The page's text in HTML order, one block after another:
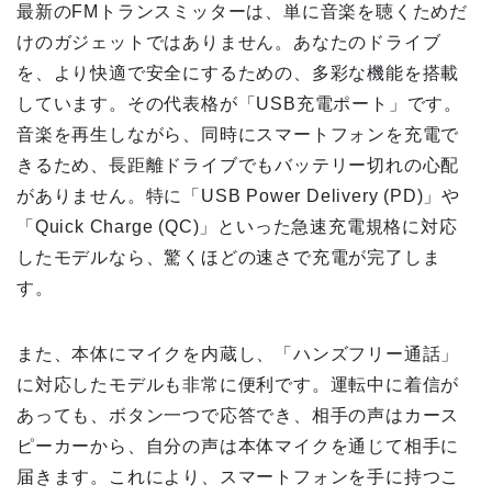
最新のFMトランスミッターは、単に音楽を聴くためだ
けのガジェットではありません。あなたのドライブ
を、より快適で安全にするための、多彩な機能を搭載
しています。その代表格が「USB充電ポート」です。
音楽を再生しながら、同時にスマートフォンを充電で
きるため、長距離ドライブでもバッテリー切れの心配
がありません。特に「USB Power Delivery (PD)」や
「Quick Charge (QC)」といった急速充電規格に対応
したモデルなら、驚くほどの速さで充電が完了しま
す。
また、本体にマイクを内蔵し、「ハンズフリー通話」
に対応したモデルも非常に便利です。運転中に着信が
あっても、ボタン一つで応答でき、相手の声はカース
ピーカーから、自分の声は本体マイクを通じて相手に
届きます。これにより、スマートフォンを手に持つこ